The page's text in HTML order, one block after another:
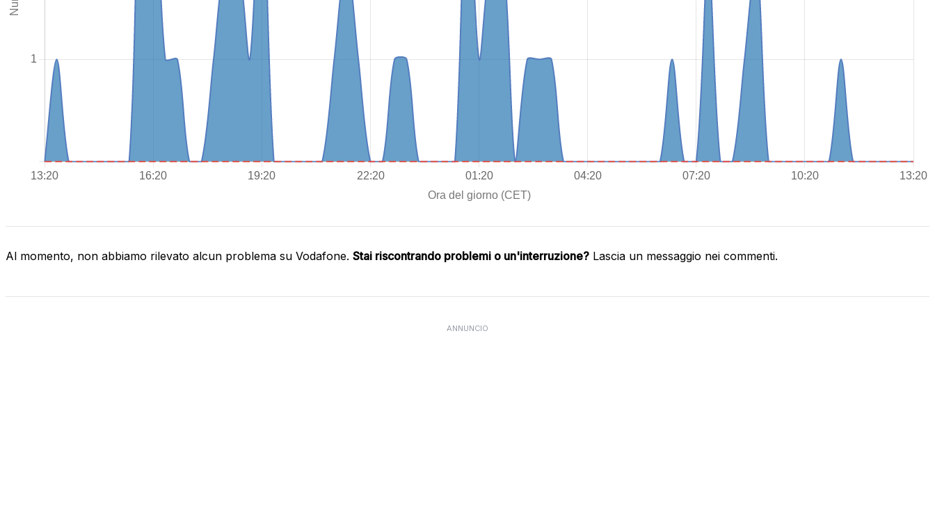
Al momento, non abbiamo rilevato alcun problema su Vodafone. Stai riscontrando problemi o un'interruzione? Lascia un messaggio nei commenti.
ANNUNCIO